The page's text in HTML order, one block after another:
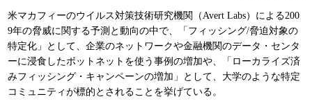
メンバー
入会案内
パンフレット
米マカフィーのウイルス対策技術研究機関（Avert Labs）による200
9年の脅威に関する予測と動向の中で、「フィッシング/脅迫対象の
特定化」として、企業のネットワークや金融機関のデータ・センタ
ーに浸食したボットネットを使う事例の増加や、「ローカライズ済
みフィッシング・キャンペーンの増加」として、大学のような特定
コミュニティが標的とされることを挙げている。